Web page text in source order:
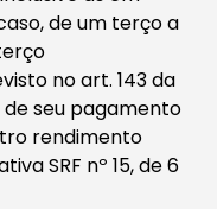
de um terço a
no art. 143 da
seu pagamento
rendimento
SRF nº 15, de 6